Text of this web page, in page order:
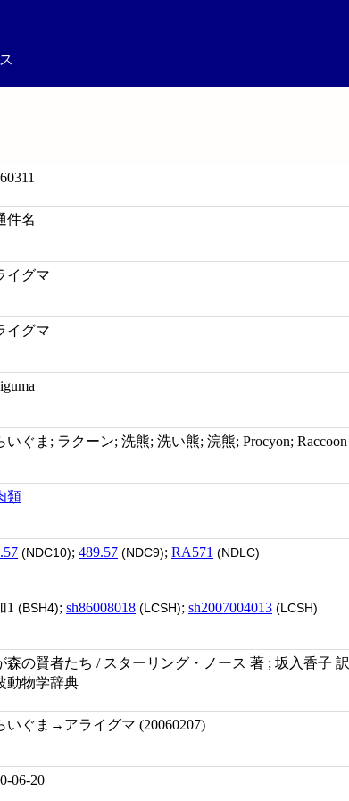
件名
イグマ
イグマ
いぐま; ラクーン; 洗熊; 洗い熊; 浣熊; Procyon; Raccoon
類
(NDC10); 489.57 (NDC9); RA571 (NDLC)
1 (BSH4); sh86008018 (LCSH); sh2007004013 (LCSH)
森の賢者たち / スターリング・ノース 著 ; 坂入香子 訳
動物学辞典
いぐま→アライグマ (20060207)
06-20